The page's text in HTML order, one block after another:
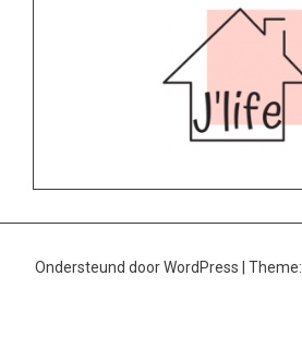
Ondersteund door WordPress Theme: